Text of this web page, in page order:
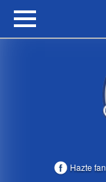
HOME
Hazte